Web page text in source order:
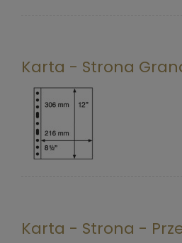
Karta - Strona
Karta - Strona -